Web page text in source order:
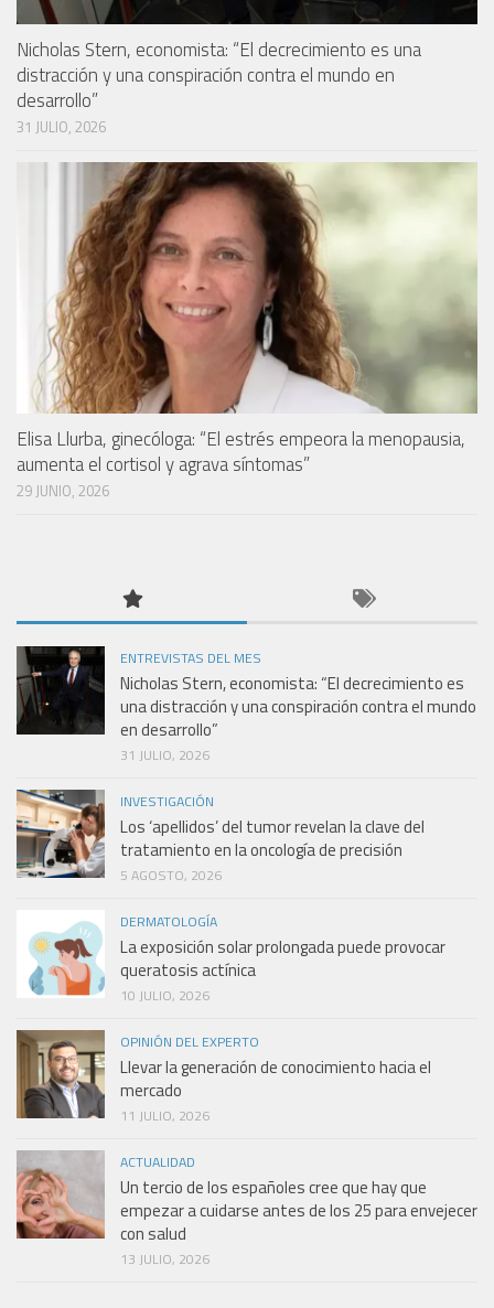
Nicholas Stern, economista: “El decrecimiento es una
distracción y una conspiración contra el mundo en
desarrollo”
31 JULIO, 2026
Elisa Llurba, ginecóloga: “El estrés empeora la menopausia,
aumenta el cortisol y agrava síntomas”
29 JUNIO, 2026
ENTREVISTAS DEL MES
Nicholas Stern, economista: “El decrecimiento es
una distracción y una conspiración contra el mundo
en desarrollo”
31 JULIO, 2026
INVESTIGACIÓN
Los ‘apellidos’ del tumor revelan la clave del
tratamiento en la oncología de precisión
5 AGOSTO, 2026
DERMATOLOGÍA
La exposición solar prolongada puede provocar
queratosis actínica
10 JULIO, 2026
OPINIÓN DEL EXPERTO
Llevar la generación de conocimiento hacia el
mercado
11 JULIO, 2026
ACTUALIDAD
Un tercio de los españoles cree que hay que
empezar a cuidarse antes de los 25 para envejecer
con salud
13 JULIO, 2026